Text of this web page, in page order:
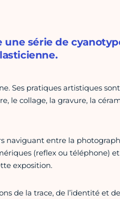
série de
Ses pratiques artistiques
le collage, la gravure, la
naviguant entre la
(reflex ou téléphone)
exposition.
de la trace, de l’identité et